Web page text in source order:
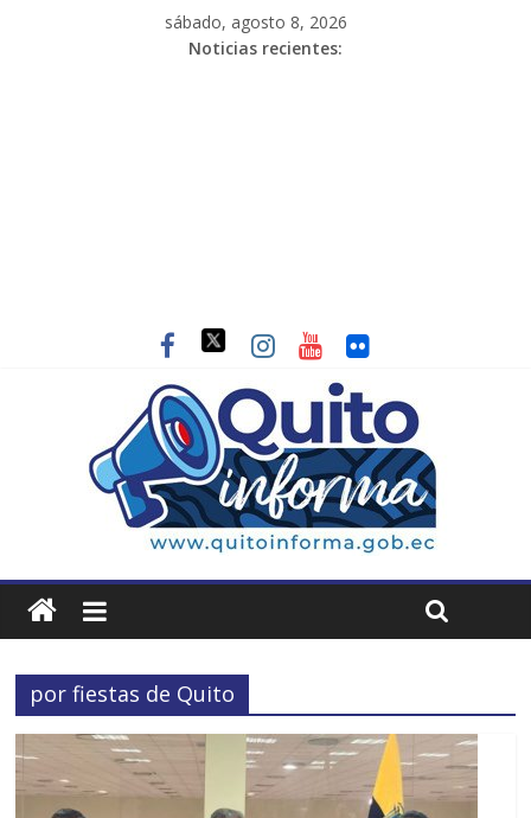
sábado, agosto 8, 2026
Noticias recientes:
por fiestas de Quito